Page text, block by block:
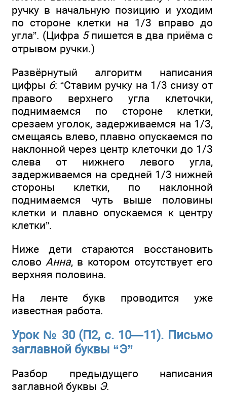
ручку в начальную позицию и уходим
по стороне клетки на 1/3 вправо до
угла”. (Цифра 5пишется в два приёма с
отрывом ручки.)
Развёрнутый алгоритм написания
цифры 6: “Ставим ручку на 1/3 снизу от
правого верхнего угла клеточки,
поднимаемся по стороне клетки,
срезаем уголок, задерживаемся на 1/3,
смещаясь влево, плавно опускаемся по
наклонной через центр клеточки до 1/3
слева от нижнего левого угла,
задерживаемся на средней 1/3 нижней
стороны клетки, по наклонной
поднимаемся чуть выше половины
клетки и плавно опускаемся к центру
клетки”.
Ниже дети стараются восстановить
слово Анна, в котором отсутствует его
верхняя половина.
На ленте букв проводится уже
известная работа.
Урок № 30 (П2, с. 10—11). Письмо
заглавной буквы “Э”
Разбор предыдущего написания
заглавной буквы Э.